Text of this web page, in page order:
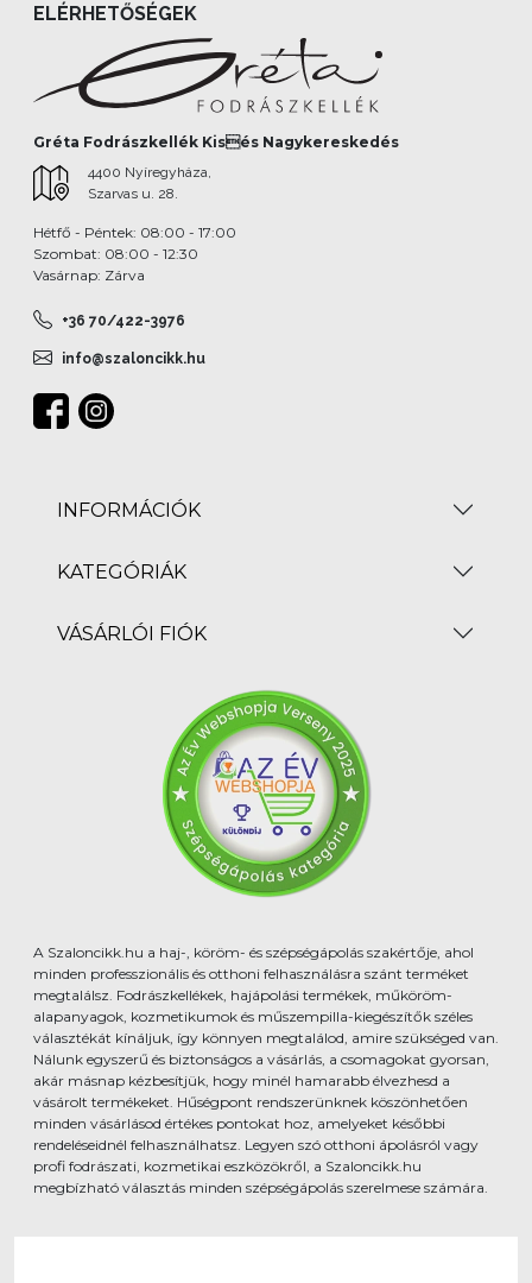
ELÉRHETŐSÉGEK
Gréta Fodrászkellék Kisés Nagykereskedés
4400 Nyíregyháza,
Szarvas u. 28.
Hétfő - Péntek: 08:00 - 17:00
Szombat: 08:00 - 12:30
Vasárnap: Zárva
+36 70/422-3976
info@szaloncikk.hu
INFORMÁCIÓK
KATEGÓRIÁK
VÁSÁRLÓI FIÓK
A Szaloncikk.hu a haj-, köröm- és szépségápolás szakértője, ahol
minden professzionális és otthoni felhasználásra szánt terméket
megtalálsz. Fodrászkellékek, hajápolási termékek, műköröm-
alapanyagok, kozmetikumok és műszempilla-kiegészítők széles
választékát kínáljuk, így könnyen megtalálod, amire szükséged van.
Nálunk egyszerű és biztonságos a vásárlás, a csomagokat gyorsan,
akár másnap kézbesítjük, hogy minél hamarabb élvezhesd a
vásárolt termékeket. Hűségpont rendszerünknek köszönhetően
minden vásárlásod értékes pontokat hoz, amelyeket későbbi
rendeléseidnél felhasználhatsz. Legyen szó otthoni ápolásról vagy
profi fodrászati, kozmetikai eszközökről, a Szaloncikk.hu
megbízható választás minden szépségápolás szerelmese számára.